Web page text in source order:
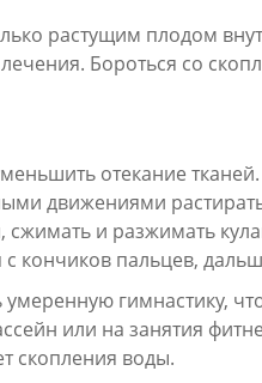
растущим плодом
Бороться со
отекание
движениями
и разжимать
кончиков пальцев,
умеренную гимнастику,
или на занятия
скопления воды.